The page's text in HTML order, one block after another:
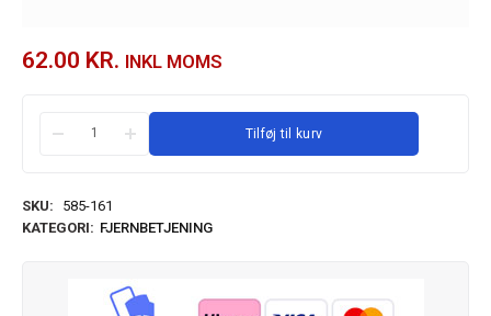
62.00 KR. INKL MOMS
Tilføj til kurv
SKU:
585-161
KATEGORI: FJERNBETJENING